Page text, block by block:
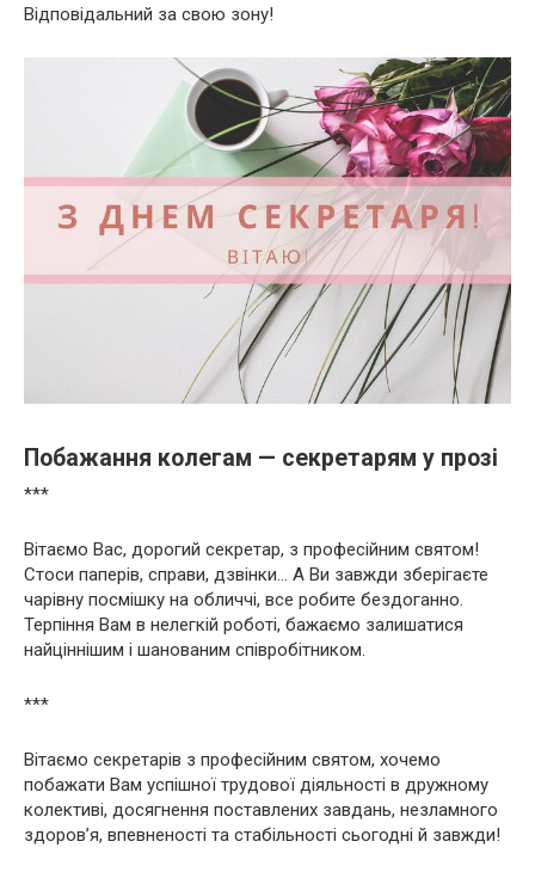
Відповідальний за свою зону!
Побажання колегам — секретарям у прозі
***
Вітаємо Вас, дорогий секретар, з професійним святом!
Стоси паперів, справи, дзвінки… А Ви завжди зберігаєте
чарівну посмішку на обличчі, все робите бездоганно.
Терпіння Вам в нелегкій роботі, бажаємо залишатися
найціннішим і шанованим співробітником.
***
Вітаємо секретарів з професійним святом, хочемо
побажати Вам успішної трудової діяльності в дружному
колективі, досягнення поставлених завдань, незламного
здоров’я, впевненості та стабільності сьогодні й завжди!